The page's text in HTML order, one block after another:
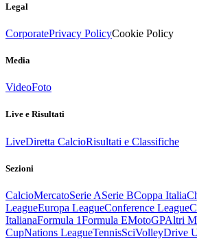
Legal
CorporatePrivacy PolicyCookie Policy
Media
VideoFoto
Live e Risultati
LiveDiretta CalcioRisultati e Classifiche
Sezioni
CalcioMercatoSerie ASerie BCoppa Italia
LeagueEuropa LeagueConference League
ItalianaFormula 1Formula EMotoGPAltri
CupNations LeagueTennisSciVolleyDrive